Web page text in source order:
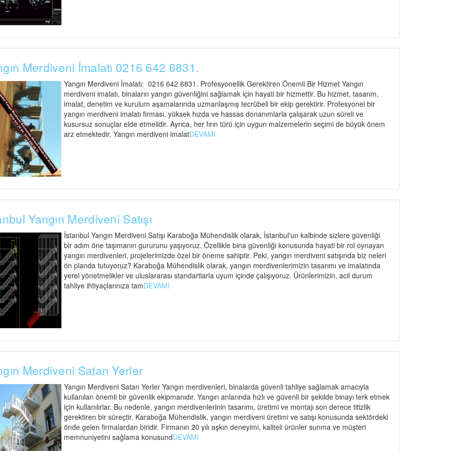
Merdiveni İmalatı 0216 642 6831.
Yangın Merdiveni İmalatı: 0216 642 6831. Profesyonellik Gerektiren Önemli Bir Hizmet Yangın
merdiveni imalatı, binaların yangın güvenliğini sağlamak için hayati bir hizmettir. Bu hizmet, tasarım,
imalat, denetim ve kurulum aşamalarında uzmanlaşmış tecrübeli bir ekip gerektirir. Profesyonel bir
yangın merdiveni imalatı firması, yüksek hızda ve hassas donanımlarla çalışarak uzun süreli ve
kusursuz sonuçlar elde etmelidir. Ayrıca, her fırın türü için uygun malzemelerin seçimi de büyük önem
arz etmektedir. Yangın merdiveni imalatDEVAMI
Yangın Merdiveni Satışı
İstanbul Yangın Merdiveni Satışı Karaboğa Mühendislik olarak, İstanbul'un kalbinde sizlere güvenliği
bir adım öne taşımanın gururunu yaşıyoruz. Özellikle bina güvenliği konusunda hayati bir rol oynayan
yangın merdivenleri, projelerimizde özel bir öneme sahiptir. Peki, yangın merdiveni satışında biz neleri
ön planda tutuyoruz? Karaboğa Mühendislik olarak, yangın merdivenlerimizin tasarımı ve imalatında
yerel yönetmelikler ve uluslararası standartlarla uyum içinde çalışıyoruz. Ürünlerimizin, acil durum
tahliye ihtiyaçlarınıza tamDEVAMI
Merdiveni Satan Yerler
Yangın Merdiveni Satan Yerler Yangın merdivenleri, binalarda güvenli tahliye sağlamak amacıyla
kullanılan önemli bir güvenlik ekipmanıdır. Yangın anlarında hızlı ve güvenli bir şekilde binayı terk etmek
için kullanılırlar. Bu nedenle, yangın merdivenlerinin tasarımı, üretimi ve montajı son derece titizlik
gerektiren bir süreçtir. Karaboğa Mühendislik, yangın merdiveni üretimi ve satışı konusunda sektördeki
önde gelen firmalardan biridir. Firmanın 20 yılı aşkın deneyimi, kaliteli ürünler sunma ve müşteri
memnuniyetini sağlama konusundDEVAMI